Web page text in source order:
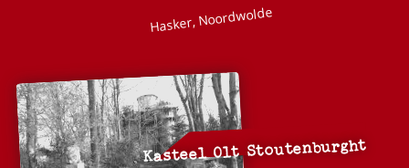
Hasker, Noordwolde
Kasteel Olt Stoutenburght